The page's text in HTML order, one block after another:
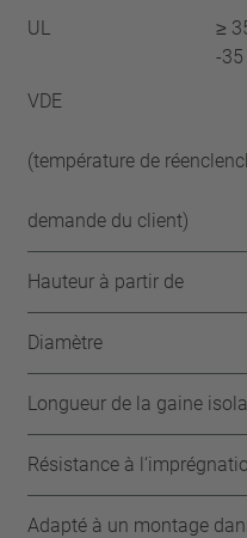
UL
≥
-35
VDE
(température de
demande du client)
Hauteur à partir de
Diamètre
Longueur de la gaine
Résistance à
Adapté à un montage